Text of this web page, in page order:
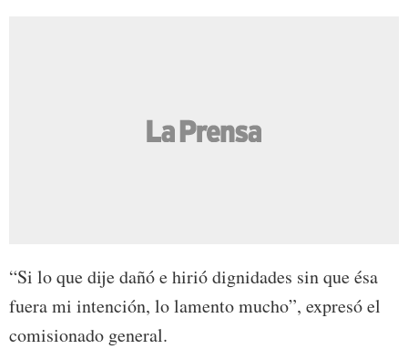
“Si lo que dije dañó e hirió dignidades sin que ésa
fuera mi intención, lo lamento mucho”, expresó el
comisionado general.